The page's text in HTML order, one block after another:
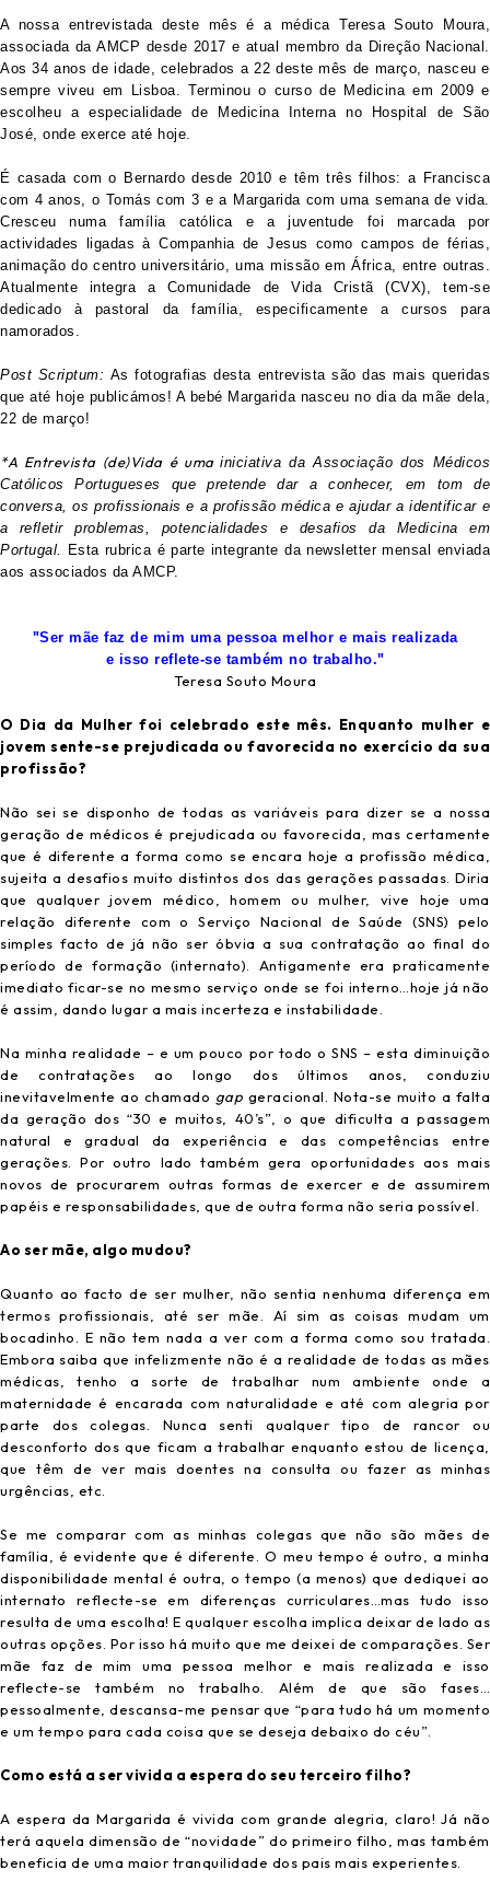
A nossa entrevistada deste mês é a médica Teresa Souto Moura,
associada da AMCP desde 2017 e atual membro da Direção Nacional.
Aos 34 anos de idade, celebrados a 22 deste mês de março, nasceu e
sempre viveu em Lisboa. Terminou o curso de Medicina em 2009 e
escolheu a especialidade de Medicina Interna no Hospital de São
José, onde exerce até hoje.
É casada com o Bernardo desde 2010 e têm três filhos: a Francisca
com 4 anos, o Tomás com 3 e a Margarida com uma semana de vida.
Cresceu numa família católica e a juventude foi marcada por
actividades ligadas à Companhia de Jesus como campos de férias,
animação do centro universitário, uma missão em África, entre outras.
Atualmente integra a Comunidade de Vida Cristã (CVX), tem-se
dedicado à pastoral da família, especificamente a cursos para
namorados.
Post Scriptum: As fotografias desta entrevista são das mais queridas
que até hoje publicámos! A bebé Margarida nasceu no dia da mãe dela,
22 de março!
*A Entrevista (de)Vida é umainiciativa da Associação dos Médicos
Católicos Portugueses que pretende dar a conhecer, em tom de
conversa, os profissionais e a profissão médica e ajudar a identificar e
a refletir problemas, potencialidades e desafios da Medicina em
Portugal.
Esta rubrica é parte integrante da newsletter mensal enviada
aos associados da AMCP.
"Ser mãe faz de mim uma pessoa melhor e mais realizada
e isso reflete-se também no trabalho."
Teresa Souto Moura
O Dia da Mulher foi celebrado este mês. Enquanto mulher e
jovem sente-se prejudicada ou favorecida no exercício da sua
profissão?
Não sei se disponho de todas as variáveis para dizer se a nossa
geração de médicos é prejudicada ou favorecida, mas certamente
que é diferente a forma como se encara hoje a profissão médica,
sujeita a desafios muito distintos dos das gerações passadas. Diria
que qualquer jovem médico, homem ou mulher, vive hoje uma
relação diferente com o Serviço Nacional de Saúde (SNS) pelo
simples facto de já não ser óbvia a sua contratação ao final do
período de formação (internato). Antigamente era praticamente
imediato ficar-se no mesmo serviço onde se foi interno…hoje já não
é assim, dando lugar a mais incerteza e instabilidade.
Na minha realidade – e um pouco por todo o SNS – esta diminuição
de contratações ao longo dos últimos anos, conduziu
inevitavelmente ao chamado gap geracional. Nota-se muito a falta
da geração dos “30 e muitos, 40’s”, o que dificulta a passagem
natural e gradual da experiência e das competências entre
gerações. Por outro lado também gera oportunidades aos mais
novos de procurarem outras formas de exercer e de assumirem
papéis e responsabilidades, que de outra forma não seria possível.
Ao ser mãe, algo mudou?
Quanto ao facto de ser mulher, não sentia nenhuma diferença em
termos profissionais, até ser mãe. Aí sim as coisas mudam um
bocadinho. E não tem nada a ver com a forma como sou tratada.
Embora saiba que infelizmente não é a realidade de todas as mães
médicas, tenho a sorte de trabalhar num ambiente onde a
maternidade é encarada com naturalidade e até com alegria por
parte dos colegas. Nunca senti qualquer tipo de rancor ou
desconforto dos que ficam a trabalhar enquanto estou de licença,
que têm de ver mais doentes na consulta ou fazer as minhas
urgências, etc.
Se me comparar com as minhas colegas que não são mães de
família, é evidente que é diferente. O meu tempo é outro, a minha
disponibilidade mental é outra, o tempo (a menos) que dediquei ao
internato reflecte-se em diferenças curriculares…mas tudo isso
resulta de uma escolha! E qualquer escolha implica deixar de lado as
outras opções. Por isso há muito que me deixei de comparações. Ser
mãe faz de mim uma pessoa melhor e mais realizada e isso
reflecte-se também no trabalho. Além de que são fases…
pessoalmente, descansa-me pensar que “para tudo há um momento
e um tempo para cada coisa que se deseja debaixo do céu”.
Como está a ser vivida a espera do seu terceiro filho?
A espera da Margarida é vivida com grande alegria, claro! Já não
terá aquela dimensão de “novidade” do primeiro filho, mas também
beneficia de uma maior tranquilidade dos pais mais experientes.